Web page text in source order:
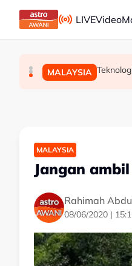
Skip to main content
LIVEVideo
SUKAN Mohamed
MALAYSIA Berita
MALAYSIA
MALAYSIA
Jangan
Rahimah
08/06/2020 |